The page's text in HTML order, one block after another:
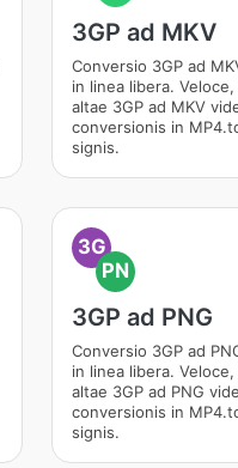
3GP ad MKV
Conversio 3GP ad
in linea libera.
altae 3GP ad MKV
conversionis in
signis.
3G
PN
3GP ad PNG
Conversio 3GP ad
in linea libera.
altae 3GP ad PNG
conversionis in
signis.